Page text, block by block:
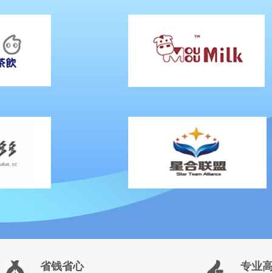
省钱省心 专业